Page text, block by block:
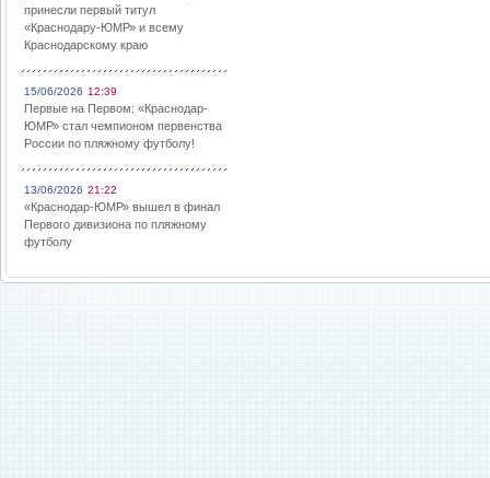
принесли первый титул
«Краснодару-ЮМР» и всему
Краснодарскому краю
15/06/2026 12:39
Первые на Первом: «Краснодар-
ЮМР» стал чемпионом первенства
России по пляжному футболу!
13/06/2026 21:22
«Краснодар-ЮМР» вышел в финал
Первого дивизиона по пляжному
футболу